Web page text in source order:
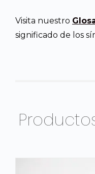
Visita nuestro
significado de los